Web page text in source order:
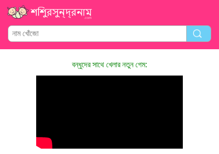
বন্ধুদের সাথে খেলার নতুন গেম: